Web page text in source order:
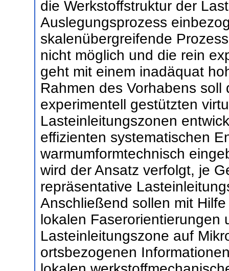
die Werkstoffstruktur der
Auslegungsprozess
skalenübergreifende
nicht möglich und die rein
geht mit einem inadäquat
Rahmen des Vorhabens
experimentell gestützten
Lasteinleitungszonen
effizienten systematischen
warmumformtechnisch
wird der Ansatz verfolgt, je
repräsentative
Anschließend sollen mit
lokalen Faserorientierungen
Lasteinleitungszone auf
ortsbezogenen